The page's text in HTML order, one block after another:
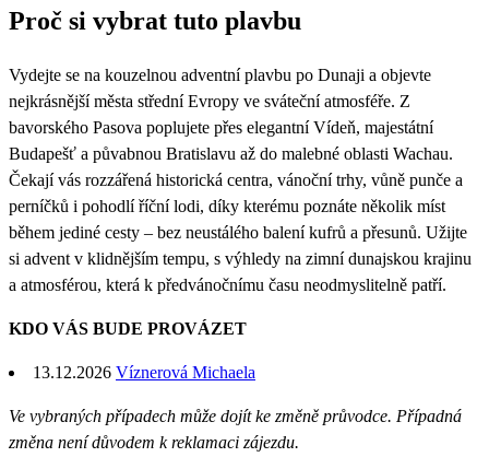
28 29 30 31
Proč si vybrat tuto plavbu
Vydejte se na kouzelnou adventní plavbu po Dunaji a objevte
nejkrásnější města střední Evropy ve sváteční atmosféře. Z
bavorského Pasova poplujete přes elegantní Vídeň, majestátní
Budapešť a půvabnou Bratislavu až do malebné oblasti Wachau.
Čekají vás rozzářená historická centra, vánoční trhy, vůně punče a
perníčků i pohodlí říční lodi, díky kterému poznáte několik míst
během jediné cesty – bez neustálého balení kufrů a přesunů. Užijte
si advent v klidnějším tempu, s výhledy na zimní dunajskou krajinu
a atmosférou, která k předvánočnímu času neodmyslitelně patří.
KDO VÁS BUDE PROVÁZET
13.12.2026 Víznerová Michaela
Ve vybraných případech může dojít ke změně průvodce. Případná
změna není důvodem k reklamaci zájezdu.